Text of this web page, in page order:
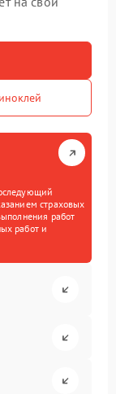
страховых
работ
работ и